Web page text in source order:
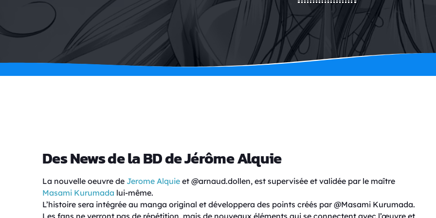
Des News de la BD de Jérôme Alquie
La nouvelle oeuvre de Jerome Alquie et @arnaud.dollen, est supervisée et validée par le maître
Masami Kurumada lui-même.
L’histoire sera intégrée au manga original et développera des points créés par @Masami Kurumada.